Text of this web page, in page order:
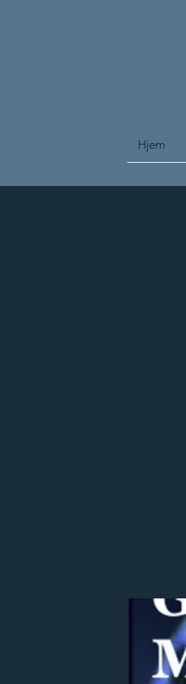
Hjem